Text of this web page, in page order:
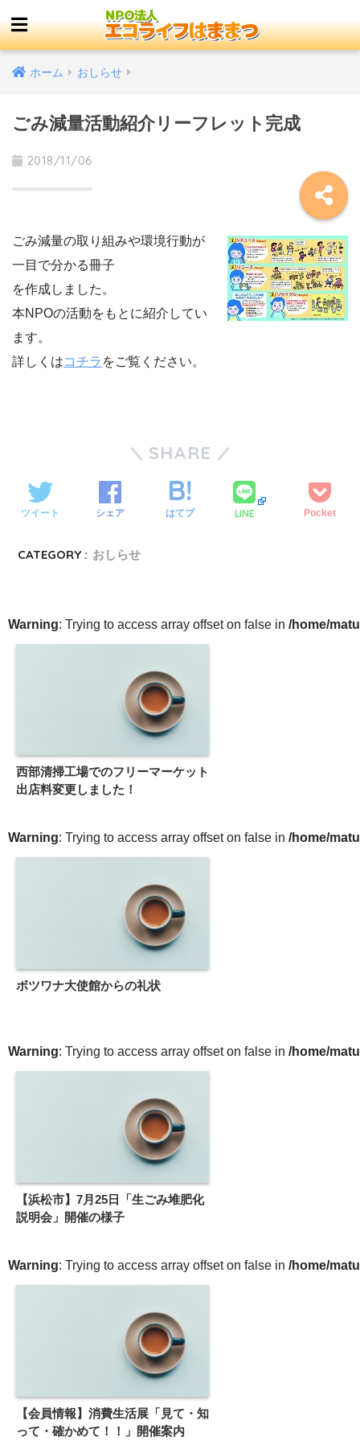
ホーム おしらせ
ごみ減量活動紹介リーフレット完成
2018/11/06
ごみ減量の取り組みや環境行動が
一目で分かる冊子
を作成しました。
本NPOの活動をもとに紹介してい
ます。
詳しくはコチラ をご覧ください。
SHARE
ツイート シェア はてブ LINE Pocket
CATEGORY : おしらせ
Warning: Trying to access array offset on false in /home/
西部清掃工場でのフリーマーケット
出店料変更しました！
Warning: Trying to access array offset on false in /home/
ボツワナ大使館からの礼状
Warning: Trying to access array offset on false in /home/
【浜松市】7月25日「生ごみ堆肥化
説明会」開催の様子
Warning: Trying to access array offset on false in /home/
【会員情報】消費生活展「見て・知
って・確かめて！！」開催案内